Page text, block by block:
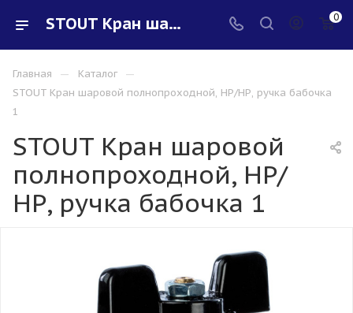
STOUT Кран шаровой полнопроходной, НР/НР, ручка бабочка 1 - купить в интернет-магазине Santeh-svar 0
Главная — Каталог —
STOUT Кран шаровой полнопроходной, НР/НР, ручка бабочка
1
STOUT Кран шаровой
полнопроходной, НР/
НР, ручка бабочка 1